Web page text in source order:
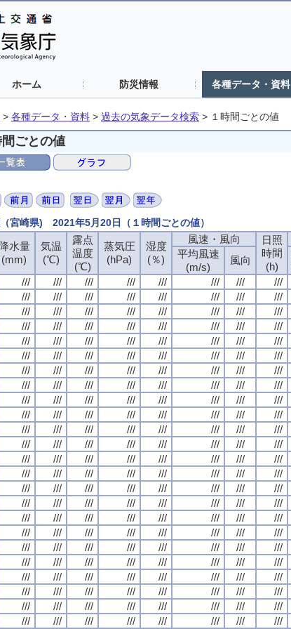
ホーム 防災情報 各種データ・資料
> 各種データ・資料 > 過去の気象データ検索 > １時間ごとの値
間ごとの値
（宮崎県) 2021年5月20日（１時間ごとの値）
降水量
(mm)
気温
(℃)
露点
温度
(℃)
蒸気圧
(hPa)
湿度
(％)
風速・風向
日照
時間
(h)
平均風速
(m/s)
風向
/// /// /// /// /// /// /// ///
/// /// /// /// /// /// /// ///
/// /// /// /// /// /// /// ///
/// /// /// /// /// /// /// ///
/// /// /// /// /// /// /// ///
/// /// /// /// /// /// /// ///
/// /// /// /// /// /// /// ///
/// /// /// /// /// /// /// ///
/// /// /// /// /// /// /// ///
/// /// /// /// /// /// /// ///
/// /// /// /// /// /// /// ///
/// /// /// /// /// /// /// ///
/// /// /// /// /// /// /// ///
/// /// /// /// /// /// /// ///
/// /// /// /// /// /// /// ///
/// /// /// /// /// /// /// ///
/// /// /// /// /// /// /// ///
/// /// /// /// /// /// /// ///
/// /// /// /// /// /// /// ///
/// /// /// /// /// /// /// ///
/// /// /// /// /// /// /// ///
/// /// /// /// /// /// /// ///
/// /// /// /// /// /// /// ///
/// /// /// /// /// /// /// ///